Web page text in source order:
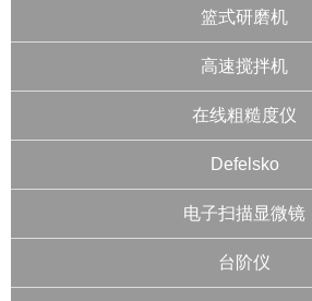
篮式研磨机
高速搅拌机
在线粗糙度仪
Defelsko
电子扫描显微镜
台阶仪